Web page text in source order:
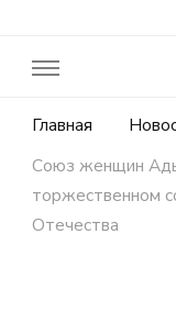
Главная
Союз женщин
торжественном
Отечества